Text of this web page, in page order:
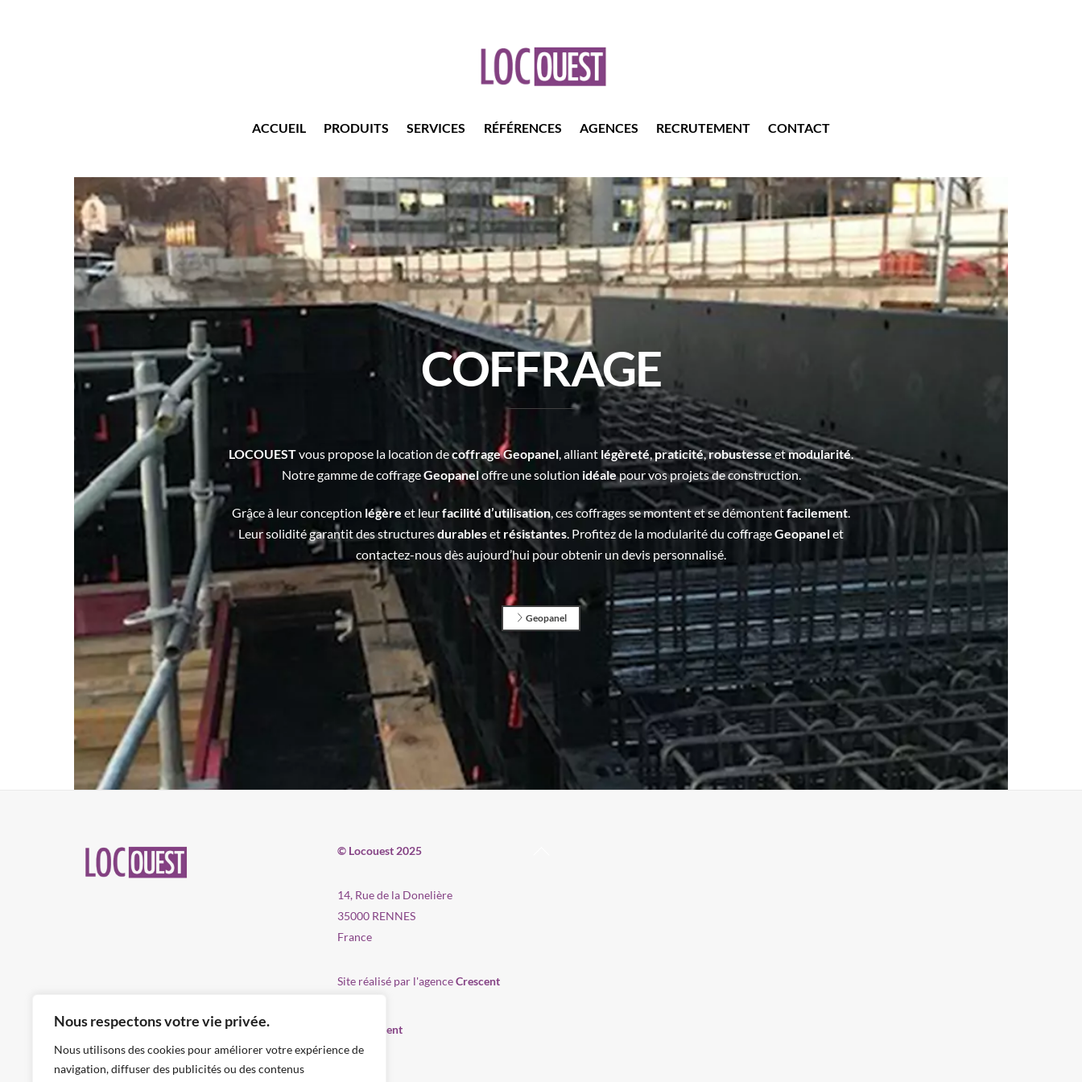
Nous respectons votre vie privée.
Nous utilisons des cookies pour améliorer votre expérience de
navigation, diffuser des publicités ou des contenus
ACCUEIL PRODUITS SERVICES RÉFÉRENCES AGENCES RECRUTEMENT CONTACT
COFFRAGE
LOCOUESTvous propose la location decoffrageGeopanel, alliant légèreté,praticité,robustesseetmodularité.
Notre gamme de coffrageGeopaneloffre une solution idéalepour vos projets de construction.
Grâce à leur conception légère et leurfacilité d’utilisation , ces coffrages se montent et se démontentfacilement
Leur solidité garantit des structuresdurableset résistantes . Profitez de la modularité du coffrageGeopanelet
contactez-nous dès aujourd’hui pour obtenir un devis personnalisé.
Geopanel
© Locouest 2025
14, Rue de la Donelière
35000 RENNES
France
Site réalisé par l'agenceCrescent
Recrutement